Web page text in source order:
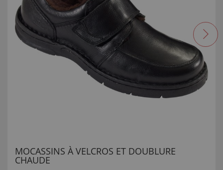
MOCASSINS À VELCROS ET DOUBLURE
CHAUDE